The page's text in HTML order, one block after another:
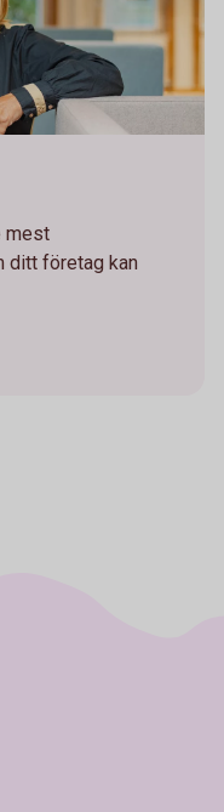
mest
ditt företag kan